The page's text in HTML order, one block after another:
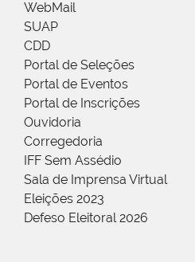
WebMail
SUAP
CDD
Portal de Seleções
Portal de Eventos
Portal de Inscrições
Ouvidoria
Corregedoria
IFF Sem Assédio
Sala de Imprensa Virtual
Eleições 2023
Defeso Eleitoral 2026